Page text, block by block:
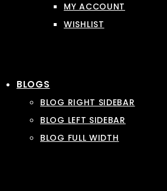
MY ACCOUNT
WISHLIST
BLOGS
BLOG RIGHT SIDEBAR
BLOG LEFT SIDEBAR
BLOG FULL WIDTH